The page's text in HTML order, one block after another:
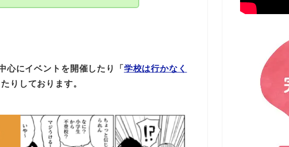
心にイベントを開催したり「 学校は行かなく
りしております。